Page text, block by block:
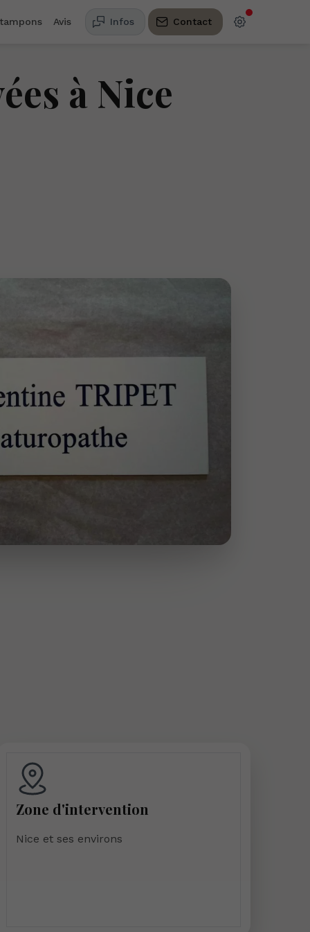
Avis Infos Contact
à Nice
Zone d'intervention
Nice et ses environs